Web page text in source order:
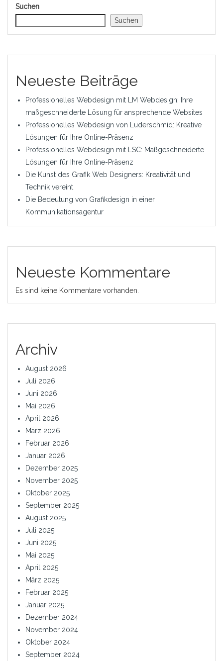
Suchen
Suchen
Neueste Beiträge
Professionelles Webdesign mit LM Webdesign: Ihre
maßgeschneiderte Lösung für ansprechende Websites
Professionelles Webdesign von Luderschmid: Kreative
Lösungen für Ihre Online-Präsenz
Professionelles Webdesign mit LSC: Maßgeschneiderte
Lösungen für Ihre Online-Präsenz
Die Kunst des Grafik Web Designers: Kreativität und
Technik vereint
Die Bedeutung von Grafikdesign in einer
Kommunikationsagentur
Neueste Kommentare
Es sind keine Kommentare vorhanden.
Archiv
August 2026
Juli 2026
Juni 2026
Mai 2026
April 2026
März 2026
Februar 2026
Januar 2026
Dezember 2025
November 2025
Oktober 2025
September 2025
August 2025
Juli 2025
Juni 2025
Mai 2025
April 2025
März 2025
Februar 2025
Januar 2025
Dezember 2024
November 2024
Oktober 2024
September 2024